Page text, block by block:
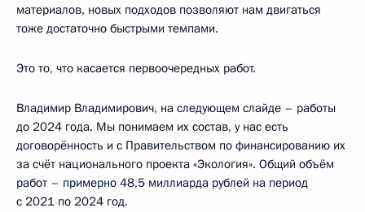
материалов, новых подходов позволяют нам двигаться
тоже достаточно быстрыми темпами.
Это то, что касается первоочередных работ.
Владимир Владимирович, на следующем слайде – работы
до 2024 года. Мы понимаем их состав, у нас есть
договорённость и с Правительством по финансированию их
за счёт национального проекта «Экология». Общий объём
работ – примерно 48,5 миллиарда рублей на период
с 2021 по 2024 год.